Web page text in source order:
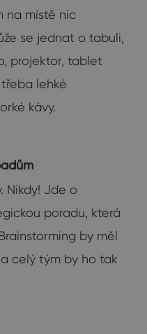
na místě nic
se jednat o tabuli,
projektor, tablet
lehké
kávy.
Nikdy! Jde o
poradu, která
by měl
celý tým by ho tak